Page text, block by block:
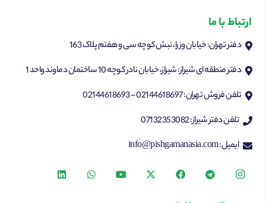
ارتباط با ما
دفتر تهران: خیابان وزرا، نبش کوچه سی و هفتم پلاک 163
دفتر منطقه ای شیراز: شیراز، خیابان نادر کوچه 10 ساختمان دماوند واحد 1
تلفن فروش تهران: 02144618697 – 02144618693
تلفن دفتر شیراز: 07132353082
ایمیل: info@pishgamanasia.com